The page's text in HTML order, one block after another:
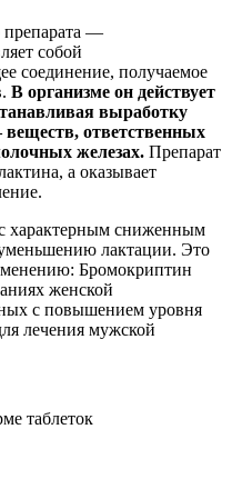
препарата —
собой
соединение, получаемое
В организме он действует
выработку
ответственных
железах. Препарат
а оказывает
характерным сниженным
лактации. Это
Бромокриптин
женской
с повышением уровня
лечения мужской
таблеток